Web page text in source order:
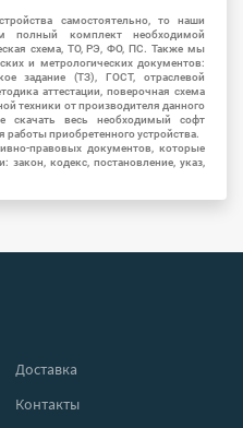
самостоятельно, то наши
полный комплект необходимой
схема, ТО, РЭ, ФО, ПС. Также мы
и метрологических документов:
задание (ТЗ), ГОСТ, отраслевой
аттестации, поверочная схема
техники от производителя данного
скачать весь необходимый софт
приобретенного устройства.
правовых документов, которые
кодекс, постановление, указ,
Доставка
Контакты